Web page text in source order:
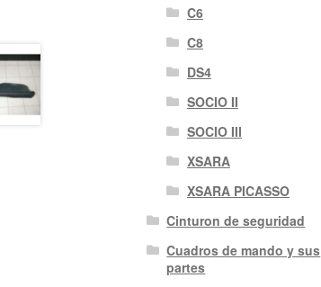
C6
C8
DS4
SOCIO II
SOCIO III
XSARA
XSARA PICASSO
Cinturon de seguridad
Cuadros de mando y sus
partes